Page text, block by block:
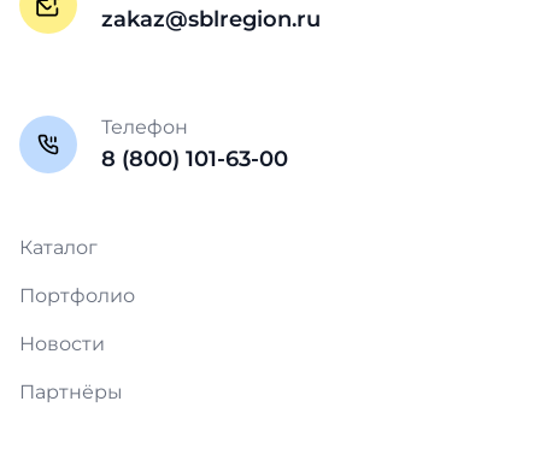
zakaz@sblregion.ru
Телефон
8 (800) 101-63-00
Каталог
Портфолио
Новости
Партнёры